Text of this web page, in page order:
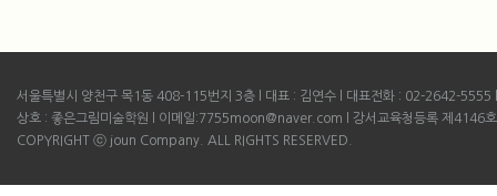
서울특별시 양천구 목1동 408-115번지 3층 l 대표 : 김연수 l 대표전화 : 02-2642-
상호 : 좋은그림미술학원 l 이메일:7755moon@naver.com l 강서교육청등록 제4146호
COPYRIGHT ⓒ joun Company. ALL RIGHTS RESERVED.